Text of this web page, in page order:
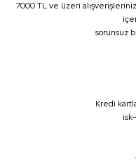
7000 TL ve üzeri
sorunsuz
Kredi